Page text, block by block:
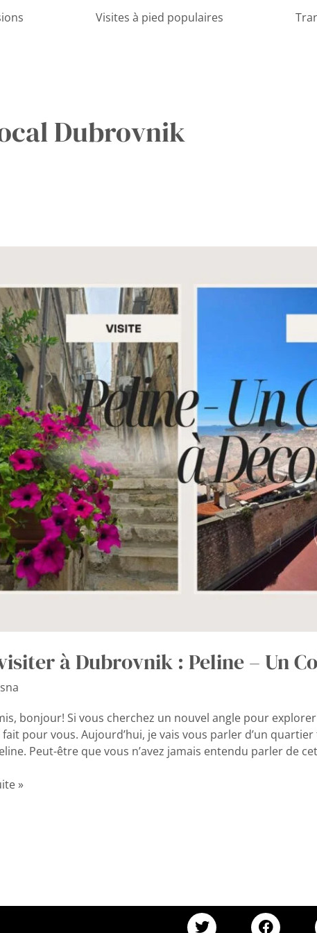
Visites à pied populaires
Dubrovnik
à Dubrovnik : Peline – Un
bonjour! Si vous cherchez un nouvel angle pour
pour vous. Aujourd’hui, je vais vous parler d’un
Peut-être que vous n’avez jamais entendu parler de
»
T F